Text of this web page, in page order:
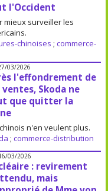
l'Occident
mieux surveiller les
chinoises ; commerce-
03/2026
l'effondrement de
ventes, Skoda ne
que quitter la
n'en veulent plus.
; commerce-distribution
03/2026
: revirement
mais